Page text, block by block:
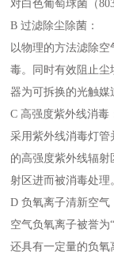
对白色葡萄球菌（
B 过滤除尘除菌：
以物理的方法滤除
毒。同时有效阻止
器为可拆换的光触媒
C 高强度紫外线消毒
采用紫外线消毒灯管
的高强度紫外线辐
射区进而被消毒处理
D 负氧离子清新空气
空气负氧离子被誉为
还具有一定量的负